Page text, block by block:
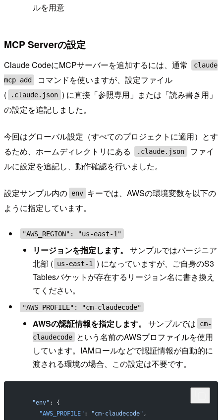
ルを用意
MCP Serverの設定
Claude CodeにMCPサーバーを追加するには、通常
claude
mcp add
コマンドを使いますが、設定ファイル
(
.claude.json ) に直接「参照専用」または「読み書き用」
の設定を追記しました。
今回はグローバル設定（すべてのプロジェクトに適用）とす
るため、ホームディレクトリにある
.claude.json
ファイ
ルに設定を追記し、動作確認を行いました。
設定サンプル内の env キーでは、AWSの環境変数を以下の
ように指定しています。
"AWS_REGION": "us-east-1"
リージョンを指定します。
サンプルではバージニア
北部 ( us-east-1
) になっていますが、ご自身のS3
Tablesバケットが存在するリージョン名に書き換え
てください。
"AWS_PROFILE": "cm-claudecode"
AWSの認証情報を指定します。 サンプルでは
cm-
claudecode
という名前のAWSプロファイルを使用
しています。IAMロールなどで認証情報が自動的に
渡される環境の場合、この設定は不要です。
    "env"
: {
      "AWS_PROFILE"
: "cm-claudecode" ,